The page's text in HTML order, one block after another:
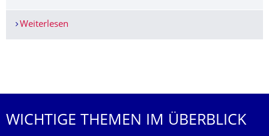
Weiterlesen
WICHTIGE THEMEN IM ÜBERBLICK